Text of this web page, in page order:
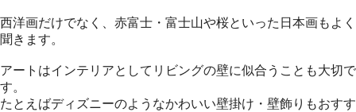
西洋画だけでなく、赤富士・富士山や桜といった日本画もよく
聞きます。
アートはインテリアとしてリビングの壁に似合うことも大切で
す。
たとえばディズニーのようなかわいい壁掛け・壁飾りもおすす